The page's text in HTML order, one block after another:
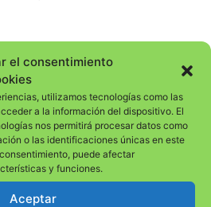
el consentimiento
utilizamos tecnologías como las
a la información del dispositivo. El
nos permitirá procesar datos como
o las identificaciones únicas en este
puede afectar
y funciones.
Aceptar